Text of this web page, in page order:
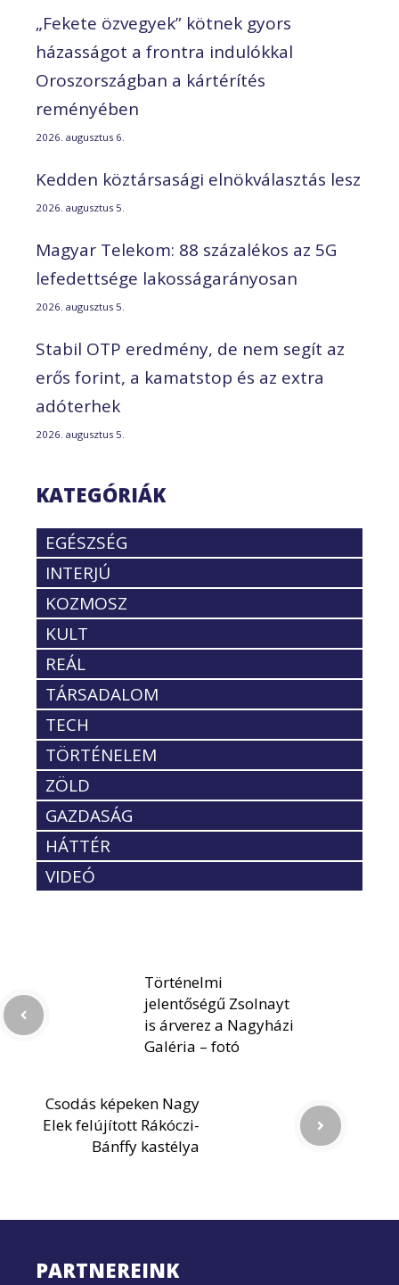
„Fekete özvegyek” kötnek gyors
házasságot a frontra indulókkal
Oroszországban a kártérítés
reményében
2026. augusztus 6.
Kedden köztársasági elnökválasztás lesz
2026. augusztus 5.
Magyar Telekom: 88 százalékos az 5G
lefedettsége lakosságarányosan
2026. augusztus 5.
Stabil OTP eredmény, de nem segít az
erős forint, a kamatstop és az extra
adóterhek
2026. augusztus 5.
KATEGÓRIÁK
EGÉSZSÉG
INTERJÚ
KOZMOSZ
KULT
REÁL
TÁRSADALOM
TECH
TÖRTÉNELEM
ZÖLD
GAZDASÁG
HÁTTÉR
VIDEÓ
Történelmi
jelentőségű Zsolnayt
is árverez a Nagyházi
Galéria – fotó
Csodás képeken Nagy
Elek felújított Rákóczi-
Bánffy kastélya
PARTNEREINK